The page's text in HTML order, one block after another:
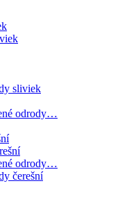
sliviek
odrody…
odrody…
čerešní